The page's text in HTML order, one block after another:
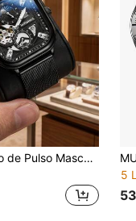
1 peça Relógio de Pulso Masculino Mecânico, Automático Multifunções, Pulseira de Malha em Aço Inoxidável, 30M à Prova de Água, Luminoso, Estilo Clássico de Negócios e Moda 6290
5